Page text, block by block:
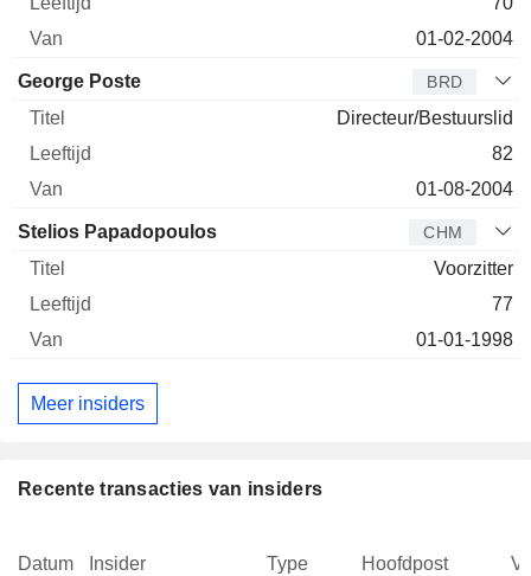
01-02-2004
George Poste BRD
Directeur/Bestuurslid
82
01-08-2004
Stelios Papadopoulos CHM
Voorzitter
77
01-01-1998
Meer insiders
Recente transacties van insiders
Datum Insider Type Hoofdpost